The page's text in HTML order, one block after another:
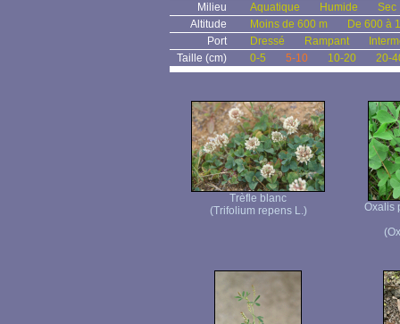
Milieu Aquatique Humide
Sec
Altitude
Moins de 600 m
De 600 à
Port
Dressé Rampant
Taille (cm)
0-5 5-10 10-20 20-
Trèfle blanc
(Trifolium repens L.)
Oxalis